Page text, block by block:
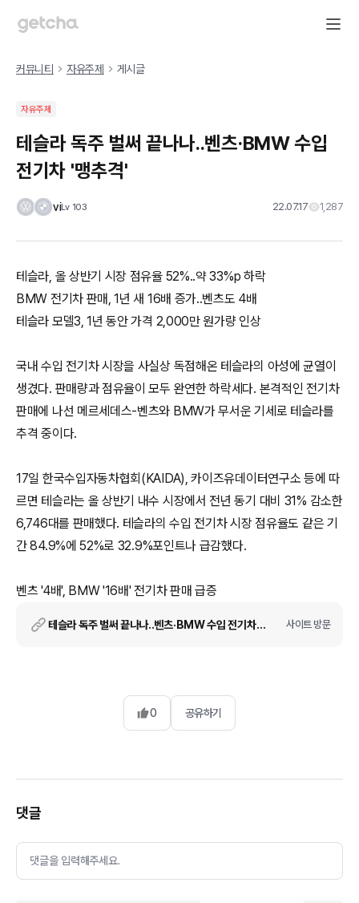
커뮤니티 자유주제 게시글
자유주제
테슬라 독주 벌써 끝나나..벤츠·BMW 수입
전기차 '맹추격'
viLv 103 22.07.17 1,287
테슬라, 올 상반기 시장 점유율 52%..약 33%p 하락
BMW 전기차 판매, 1년 새 16배 증가..벤츠도 4배
테슬라 모델3, 1년 동안 가격 2,000만 원가량 인상
국내 수입 전기차 시장을 사실상 독점해온 테슬라의 아성에 균열이
생겼다. 판매량과 점유율이 모두 완연한 하락세다. 본격적인 전기차
판매에 나선 메르세데스-벤츠와 BMW가 무서운 기세로 테슬라를
추격 중이다.
17일 한국수입자동차협회(KAIDA), 카이즈유데이터연구소 등에 따
르면 테슬라는 올 상반기 내수 시장에서 전년 동기 대비 31% 감소한
6,746대를 판매했다. 테슬라의 수입 전기차 시장 점유율도 같은 기
간 84.9%에 52%로 32.9%포인트나 급감했다.
벤츠 '4배', BMW '16배' 전기차 판매 급증
테슬라 독주 벌써 끝나나..벤츠·BMW 수입 전기차 '맹추격' 사이트 방문
0 공유하기
댓글
댓글을 입력해주세요.